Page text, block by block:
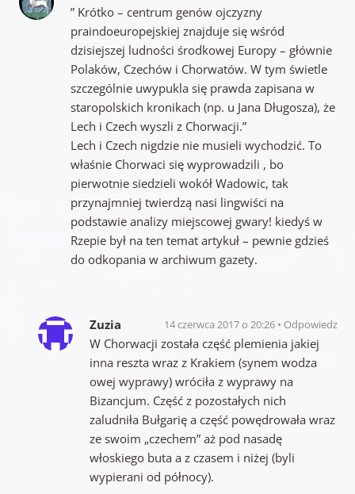
” Krótko – centrum genów ojczyzny
praindoeuropejskiej znajduje się wśród
dzisiejszej ludności środkowej Europy – głównie
Polaków, Czechów i Chorwatów. W tym świetle
szczególnie uwypukla się prawda zapisana w
staropolskich kronikach (np. u Jana Długosza), że
Lech i Czech wyszli z Chorwacji.”
Lech i Czech nigdzie nie musieli wychodzić. To
właśnie Chorwaci się wyprowadzili , bo
pierwotnie siedzieli wokół Wadowic, tak
przynajmniej twierdzą nasi lingwiści na
podstawie analizy miejscowej gwary! kiedyś w
Rzepie był na ten temat artykuł – pewnie gdzieś
do odkopania w archiwum gazety.
Zuzia 14 czerwca 2017 o 20:26 Odpowiedz
W Chorwacji została część plemienia jakiej
inna reszta wraz z Krakiem (synem wodza
owej wyprawy) wróciła z wyprawy na
Bizancjum. Część z pozostałych nich
zaludniła Bułgarię a część powędrowała wraz
ze swoim „czechem” aż pod nasadę
włoskiego buta a z czasem i niżej (byli
wypierani od północy).